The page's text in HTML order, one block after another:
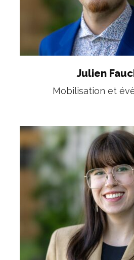
Julien
Mobilisation et